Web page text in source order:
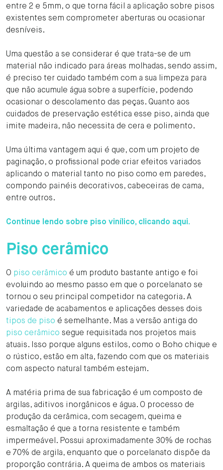
entre 2 e 5mm, o que torna fácil a aplicação sobre pisos
existentes sem comprometer aberturas ou ocasionar
desníveis.
Uma questão a se considerar é que trata-se de um
material não indicado para áreas molhadas, sendo assim,
é preciso ter cuidado também com a sua limpeza para
que não acumule água sobre a superfície, podendo
ocasionar o descolamento das peças. Quanto aos
cuidados de preservação estética esse piso, ainda que
imite madeira, não necessita de cera e polimento.
Uma última vantagem aqui é que, com um projeto de
paginação, o profissional pode criar efeitos variados
aplicando o material tanto no piso como em paredes,
compondo painéis decorativos, cabeceiras de cama,
entre outros.
Continue lendo sobre piso vinílico, clicando aqui.
Piso cerâmico
O piso cerâmico é um produto bastante antigo e foi
evoluindo ao mesmo passo em que o porcelanato se
tornou o seu principal competidor na categoria. A
variedade de acabamentos e aplicações desses dois
tipos de piso é semelhante. Mas a versão antiga do
piso cerâmico segue requisitada nos projetos mais
atuais. Isso porque alguns estilos, como o Boho chique e
o rústico, estão em alta, fazendo com que os materiais
com aspecto natural também estejam.
A matéria prima de sua fabricação é um composto de
argilas, aditivos inorgânicos e água. O processo de
produção da cerâmica, com secagem, queima e
esmaltação é que a torna resistente e também
impermeável. Possui aproximadamente 30% de rochas
e 70% de argila, enquanto que o porcelanato dispõe da
proporção contrária. A queima de ambos os materiais